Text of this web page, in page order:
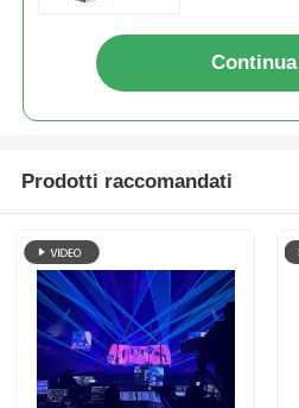
Continua
Prodotti raccomandati